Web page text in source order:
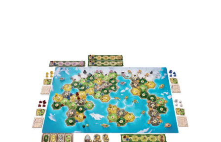
Hypopressiv trening
The Housemaid